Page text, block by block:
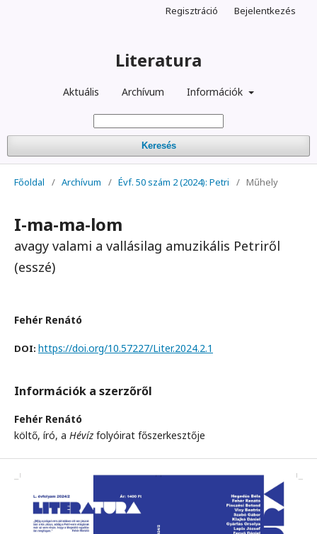
Literatura
Aktuális Archívum Információk
Keresés
Regisztráció Bejelentkezés
Főoldal / Archívum / Évf. 50 szám 2 (2024): Petri / Műhely
I-ma-ma-lom
avagy valami a vallásilag amuzikális Petriről
(esszé)
Fehér Renátó
DOI: https://doi.org/10.57227/Liter.2024.2.1
Információk a szerzőről
Fehér Renátó
költő, író, a Hévíz folyóirat főszerkesztője